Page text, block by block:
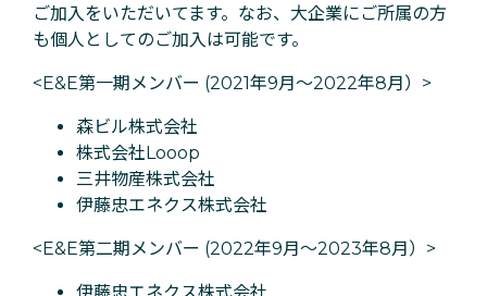
ご加入をいただいてます。なお、大企業にご所属の方
も個人としてのご加入は可能です。
<E&E第一期メンバー (2021年9月〜2022年8月）>
森ビル株式会社
株式会社Looop
三井物産株式会社
伊藤忠エネクス株式会社
<E&E第二期メンバー (2022年9月〜2023年8月）>